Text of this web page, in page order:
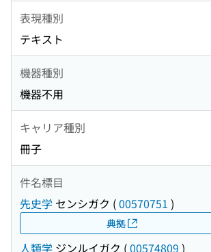
表現種別
テキスト
機器種別
機器不用
キャリア種別
冊子
件名標目
先史学 センシガク (00570751 )
典拠
人類学 ジンルイガク (00574809 )